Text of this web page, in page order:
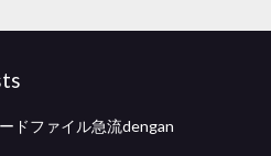
ドファイル急流dengan